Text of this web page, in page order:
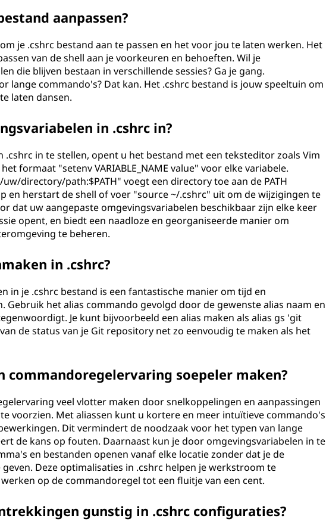
aanpassen?
je .cshrc bestand aan te passen en het voor jou te laten werken. Het
van de shell aan je voorkeuren en behoeften. Wil je
die blijven bestaan in verschillende sessies? Ga je gang.
lange commando's? Dat kan. Het .cshrc bestand is jouw speeltuin om
laten dansen.
in .cshrc in?
.cshrc in te stellen, opent u het bestand met een teksteditor zoals Vim
formaat "setenv VARIABLE_NAME value" voor elke variabele.
uw/directory/path:$PATH" voegt een directory toe aan de PATH
en herstart de shell of voer "source ~/.cshrc" uit om de wijzigingen te
dat uw aangepaste omgevingsvariabelen beschikbaar zijn elke keer
opent, en biedt een naadloze en georganiseerde manier om
te beheren.
in .cshrc?
in je .cshrc bestand is een fantastische manier om tijd en
Gebruik het alias commando gevolgd door de gewenste alias naam en
Je kunt bijvoorbeeld een alias maken als alias gs 'git
de status van je Git repository net zo eenvoudig te maken als het
commandoregelervaring soepeler maken?
veel vlotter maken door snelkoppelingen en aanpassingen
voorzien. Met aliassen kunt u kortere en meer intuïtieve commando's
Dit vermindert de noodzaak voor het typen van lange
de kans op fouten. Daarnaast kun je door omgevingsvariabelen in te
en bestanden openen vanaf elke locatie zonder dat je de
Deze optimalisaties in .cshrc helpen je werkstroom te
op de commandoregel tot een fluitje van een cent.
gunstig in .cshrc configuraties?